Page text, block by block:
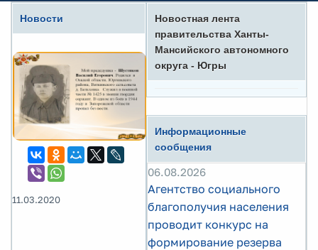
Новости
11.03.2020
Новостная лента
правительства Ханты-
Мансийского автономного
округа - Югры
Информационные
сообщения
06.08.2026
Агентство социального
благополучия населения
проводит конкурс на
формирование резерва